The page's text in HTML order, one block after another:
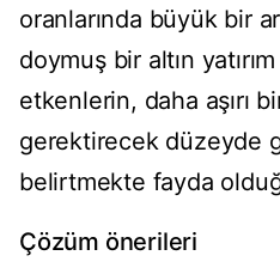
oranlarında büyük bir
doymuş bir altın
etkenlerin, daha aşırı
gerektirecek düzeyde
belirtmekte fayda
Çözüm önerileri